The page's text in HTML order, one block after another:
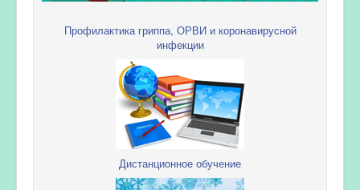
Профилактика гриппа, ОРВИ и коронавирусной
инфекции
Дистанционное обучение